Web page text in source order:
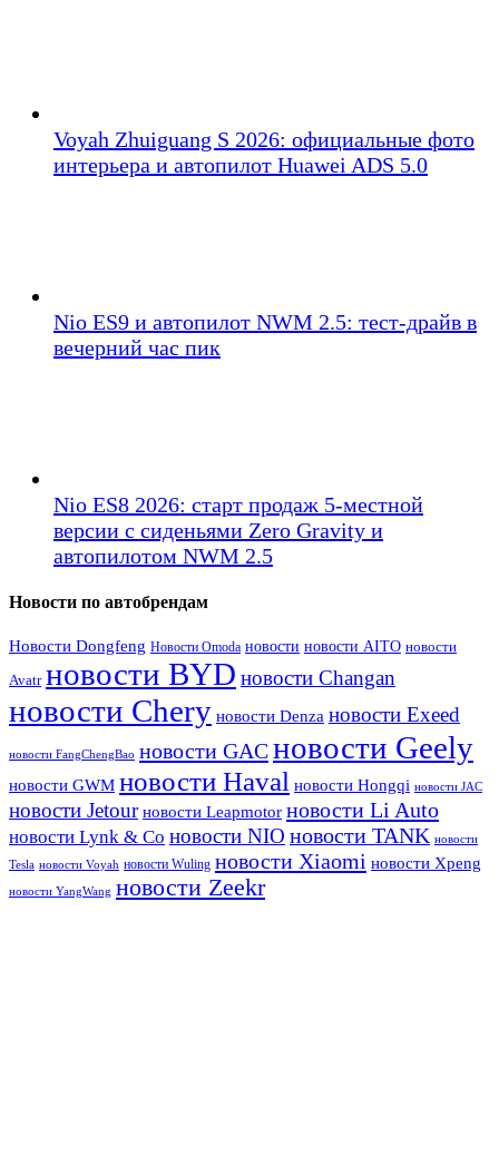
Voyah Zhuiguang S 2026: официальные фото
интерьера и автопилот Huawei ADS 5.0
Nio ES9 и автопилот NWM 2.5: тест-драйв в
вечерний час пик
Nio ES8 2026: старт продаж 5-местной
версии с сиденьями Zero Gravity и
автопилотом NWM 2.5
Новости по автобрендам
Новости Dongfeng Новости Omoda новости новости AITO новости
Avatr новости BYD новости Changan
новости Chery новости Denza новости Exeed
новости FangChengBao новости GACновости Geely
новости GWM новости Haval новости Hongqi новости JAC
новости Jetour новости Leapmotor новости Li Auto
новости Lynk & Co новости NIO новости TANK новости
Tesla новости Voyah новости Wuling новости Xiaomi новости Xpeng
новости YangWang новости Zeekr